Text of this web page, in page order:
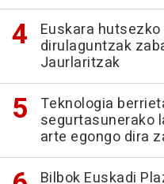
Euskara
dirulaguntzak
Jaurlaritzak
Teknologia
segurtasunerako
arte egongo dira
Bilbok Euskadi